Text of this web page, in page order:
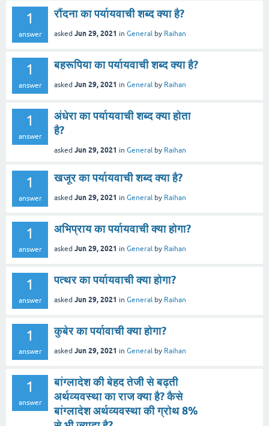
1
answer
रौंदना का पर्यायवाची शब्द क्या है?
asked Jun 29, 2021 in General by Raihan
1
answer
बहरूपिया का पर्यायवाची शब्द क्या है?
asked Jun 29, 2021 in General by Raihan
1
answer
अंधेरा का पर्यायवाची शब्द क्या होता
है?
asked Jun 29, 2021 in General by Raihan
1
answer
खजूर का पर्यायवाची शब्द क्या है?
asked Jun 29, 2021 in General by Raihan
1
answer
अभिप्राय का पर्यायवाची क्या होगा?
asked Jun 29, 2021 in General by Raihan
1
answer
पत्थर का पर्यायवाची क्या होगा?
asked Jun 29, 2021 in General by Raihan
1
answer
कुबेर का पर्यावाची क्या होगा?
asked Jun 29, 2021 in General by Raihan
1
answer
बांग्लादेश की बेहद तेजी से बढ़ती
अर्थव्यवस्था का राज क्या है? कैसे
बांग्लादेश अर्थव्यवस्था की ग्रोथ 8%